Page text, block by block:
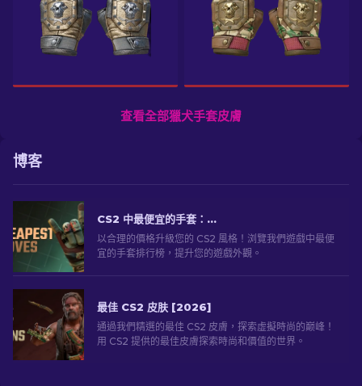
查看全部獵犬手套皮膚
博客
CS2 中最便宜的手套：終極系列 [2026]
以合理的價格升級您的 CS2 風格！浏覽我們遊戲中最便
宜的手套排行榜，提升您的遊戲外觀。
最佳 CS2 皮肤 [2026]
通過我們精選的最佳 CS2 皮膚，探索虛擬時尚的巅峰！
用 CS2 提供的最佳皮膚探索時尚和價值的世界。